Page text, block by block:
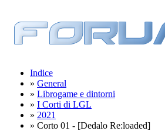
Indice
» General
» Librogame e dintorni
» I Corti di LGL
» 2021
» Corto 01 - [Dedalo Re:loaded]